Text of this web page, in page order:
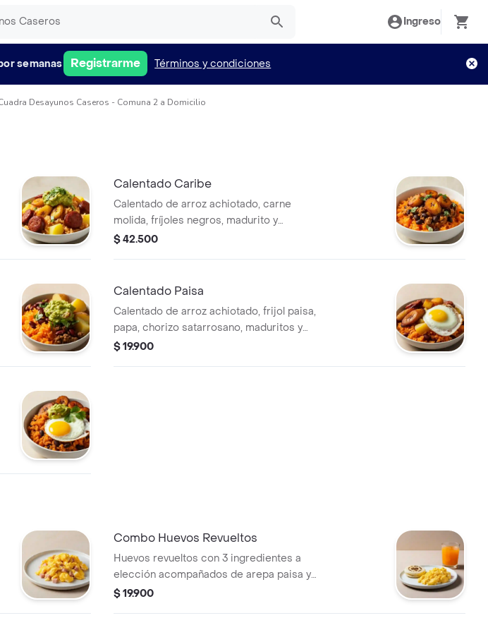
Ingreso
semanas Registrarme Términos y condiciones
Desayunos Caseros - Comuna 2 a Domicilio
Calentado Caribe
Calentado de arroz achiotado, carne
molida, fríjoles negros, madurito y
cilantro.
$ 42.500
Calentado Paisa
Calentado de arroz achiotado, frijol paisa,
papa, chorizo satarrosano, maduritos y
huevo frito.
$ 19.900
Combo Huevos Revueltos
Huevos revueltos con 3 ingredientes a
elección acompañados de arepa paisa y
bebida.
$ 19.900